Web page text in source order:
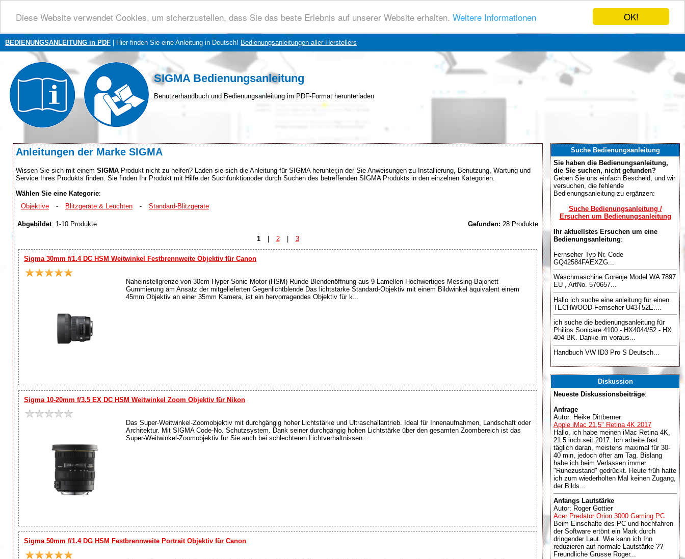
OK!
Diese Website verwendet Cookies, um sicherzustellen, dass Sie das beste Erlebnis auf unserer Website erhalten. Weitere Informationen
BEDIENUNGSANLEITUNG in PDF | Hier finden Sie eine Anleitung in Deutsch! Bedienungsanleitungen aller Herstellers
SIGMA Bedienungsanleitung
Benutzerhandbuch und Bedienungsanleitung im PDF-Format herunterladen
Anleitungen der Marke SIGMA
Wissen Sie sich mit einem SIGMA Produkt nicht zu helfen? Laden sie sich die Anleitung für SIGMA herunter,in der Sie Anweisungen zu Installierung, Benutzung, Wartung und
Service Ihres Produkts finden. Sie finden Ihr Produkt mit Hilfe der Suchfunktionoder durch Suchen des betreffenden SIGMA Produkts in den einzelnen Kategorien.
Wählen Sie eine Kategorie:
Objektive
- Blitzgeräte & Leuchten - Standard-Blitzgeräte
Abgebildet: 1-10 Produkte Gefunden: 28 Produkte
1
| 2 | 3
Sigma 30mm f/1.4 DC HSM Weitwinkel Festbrennweite Objektiv für Canon
Naheinstellgrenze von 30cm Hyper Sonic Motor (HSM) Runde Blendenöffnung aus 9 Lamellen Hochwertiges Messing-Bajonett
Gummierung am Ansatz der mitgelieferten Gegenlichtblende Das lichtstarke Standard-Objektiv mit einem Bildwinkel äquivalent einem
45mm Objektiv an einer 35mm Kamera, ist ein hervorragendes Objektiv für k...
Sigma 10-20mm f/3.5 EX DC HSM Weitwinkel Zoom Objektiv für Nikon
Das Super-Weitwinkel-Zoomobjektiv mit durchgängig hoher Lichtstärke und Ultraschallantrieb. Ideal für Innenaufnahmen, Landschaft oder
Architektur. Mit SIGMA Code-No. Schutzsystem. Dank seiner durchgängig hohen Lichtstärke über den gesamten Zoombereich ist das
Super-Weitwinkel-Zoomobjektiv für Sie auch bei schlechteren Lichtverhältnissen...
Sigma 50mm f/1.4 DG HSM Festbrennweite Portrait Objektiv für Canon
Suche Bedienungsanleitung
Sie haben die Bedienungsanleitung,
die Sie suchen, nicht gefunden?
Geben Sie uns einfach Bescheid, und wir
versuchen, die fehlende
Bedienungsanleitung zu ergänzen:
Suche Bedienungsanleitung /
Ersuchen um Bedienungsanleitung
Ihr aktuellstes Ersuchen um eine
Bedienungsanleitung:
Fernseher Typ Nr. Code
GQ42584FAEXZG...
Waschmaschine Gorenje Model WA 7897
EU , ArtNo. 570657...
Hallo ich suche eine anleitung für einen
TECHWOOD-Fernseher U43T52E....
ich suche die bedienungsanleitung für
Philips Sonicare 4100 - HX4044/52 - HX
404 BK. Danke im voraus...
Handbuch VW ID3 Pro S Deutsch...
Diskussion
Neueste Diskussionsbeiträge:
Anfrage
Autor: Heike Dittberner
Apple iMac 21,5" Retina 4K 2017
Hallo, ich habe meinen iMac Retina 4K,
21.5 inch seit 2017. Ich arbeite fast
täglich daran, meistens maximal für 30-
40 min, jedoch öfter am Tag. Bislang
habe ich beim Verlassen immer
"Ruhezustand" gedrückt. Heute früh hatte
ich zum wiederholten Mal keinen Zugang,
der Bilds...
Anfangs Lautstärke
Autor: Roger Gottier
Acer Predator Orion 3000 Gaming PC
Beim Einschalte des PC und hochfahren
der Software ertönt ein Mark durch
dringender Laut. Wie kann ich Ihn
reduzieren auf normale Lautstärke ??
Freundliche Grüsse Roger...